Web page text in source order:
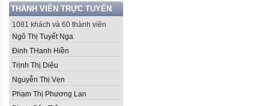
THÀNH VIÊN TRỰC TUYẾN
1081 khách và 60 thành viên
Ngô Thị Tuyết Nga
Đinh THanh Hiền
Trịnh Thị Diệu
Nguyễn Thị Vẹn
Phạm Thị Phương Lan